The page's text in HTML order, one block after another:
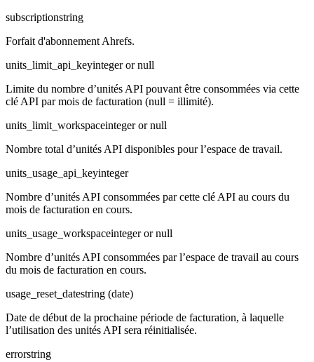
subscriptionstring
Forfait d'abonnement Ahrefs.
units_limit_api_keyinteger or null
Limite du nombre d’unités API pouvant être consommées via cette
clé API par mois de facturation (null = illimité).
units_limit_workspaceinteger or null
Nombre total d’unités API disponibles pour l’espace de travail.
units_usage_api_keyinteger
Nombre d’unités API consommées par cette clé API au cours du
mois de facturation en cours.
units_usage_workspaceinteger or null
Nombre d’unités API consommées par l’espace de travail au cours
du mois de facturation en cours.
usage_reset_datestring (date)
Date de début de la prochaine période de facturation, à laquelle
l’utilisation des unités API sera réinitialisée.
errorstring